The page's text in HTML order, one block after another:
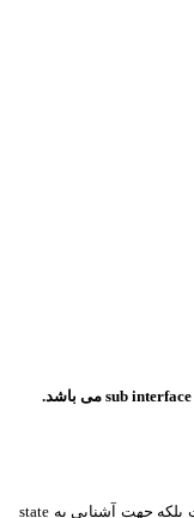
حالت های ذکر شده تمامی حالت های موجود نیست بلکه جهت آشنایی به state